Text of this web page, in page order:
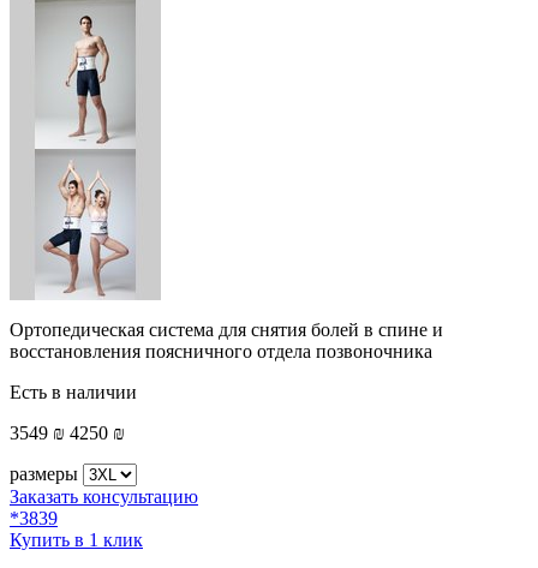
Ортопедическая система для снятия болей в спине и
восстановления поясничного отдела позвоночника
Есть в наличии
3549 ₪ 4250 ₪
размеры
Заказать консультацию
*3839
Купить в 1 клик